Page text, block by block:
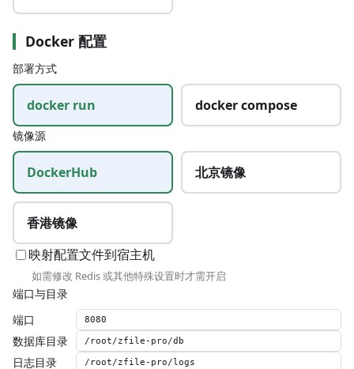
Docker 配置
部署方式
docker run docker compose
镜像源
DockerHub 北京镜像
香港镜像
映射配置文件到宿主机
如需修改 Redis 或其他特殊设置时才需开启
端口与目录
端口
数据库目录
日志目录